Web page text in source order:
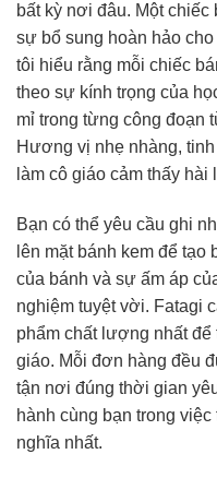
bất kỳ nơi đâu. Một
sự bổ sung hoàn hảo
tôi hiểu rằng mỗi chiếc
theo sự kính trọng của
mỉ trong từng công đoạn
Hương vị nhẹ nhàng,
làm cô giáo cảm thấy hài
Bạn có thể yêu cầu ghi
lên mặt bánh kem để
của bánh và sự ấm áp
nghiệm tuyệt vời. Fatagi
phẩm chất lượng nhất
giáo. Mỗi đơn hàng đều
tận nơi đúng thời gian
hành cùng bạn trong
nghĩa nhất.